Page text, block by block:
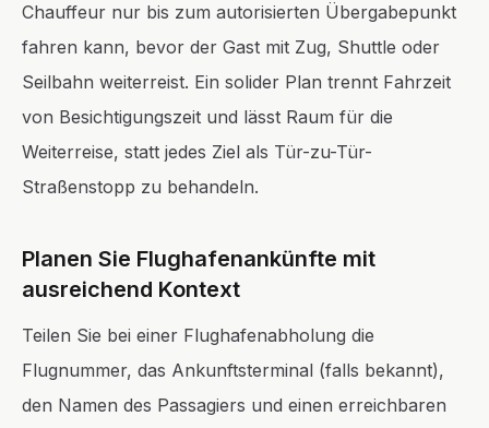
Chauffeur nur bis zum autorisierten Übergabepunkt
fahren kann, bevor der Gast mit Zug, Shuttle oder
Seilbahn weiterreist. Ein solider Plan trennt Fahrzeit
von Besichtigungszeit und lässt Raum für die
Weiterreise, statt jedes Ziel als Tür-zu-Tür-
Straßenstopp zu behandeln.
Planen Sie Flughafenankünfte mit
ausreichend Kontext
Teilen Sie bei einer Flughafenabholung die
Flugnummer, das Ankunftsterminal (falls bekannt),
den Namen des Passagiers und einen erreichbaren